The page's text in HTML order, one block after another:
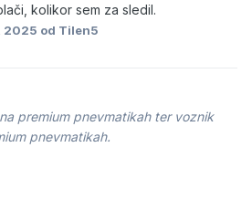
kolikor sem za sledil.
2025 od Tilen5
premium pnevmatikah ter voznik
pnevmatikah.